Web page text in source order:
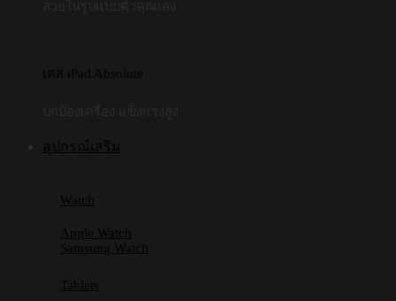
เคส iPad Absolute
อุปกรณ์เสริม
Watch
Apple Watch
Samsung Watch
Tablets